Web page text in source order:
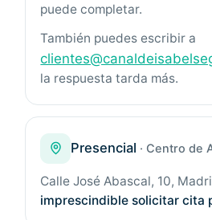
puede completar.
También puedes escribir a
la respuesta tarda más.
Presencial · Centro de
Calle José Abascal, 10,
imprescindible solicitar cita